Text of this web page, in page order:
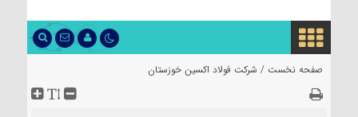
صفحه نخست / شرکت فولاد اکسین خوزستان